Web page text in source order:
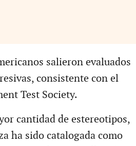
salieron evaluados
consistente con el
Test Society.
cantidad de estereotipos,
ha sido catalogada como